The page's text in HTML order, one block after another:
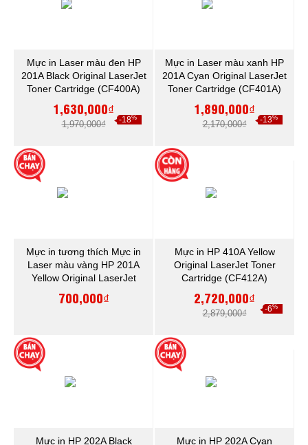
Mực in Laser màu đen HP
201A Black Original LaserJet
Toner Cartridge (CF400A)
1,630,000₫
1,970,000₫ -18%
Mực in Laser màu xanh HP
201A Cyan Original LaserJet
Toner Cartridge (CF401A)
1,890,000₫
2,170,000₫ -13%
Mực in tương thích Mực in
Laser màu vàng HP 201A
Yellow Original LaserJet
700,000₫
Mực in HP 410A Yellow
Original LaserJet Toner
Cartridge (CF412A)
2,720,000₫
2,879,000₫ -6%
Mực in HP 202A Black Mực in HP 202A Cyan